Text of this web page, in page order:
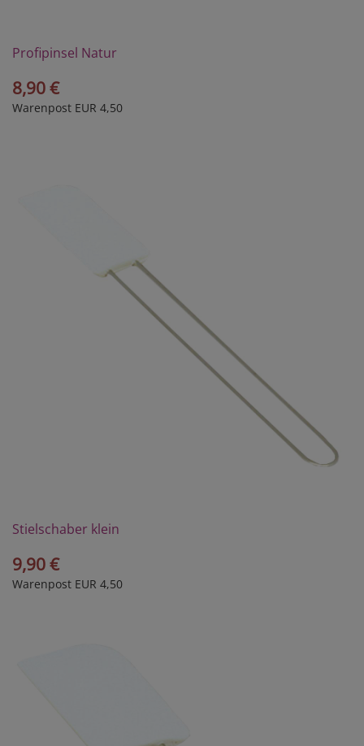
Profipinsel Natur
8,90 €
Warenpost EUR 4,50
Stielschaber klein
9,90 €
Warenpost EUR 4,50